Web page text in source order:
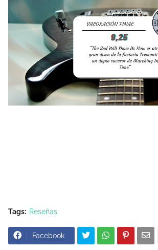
Tags: Reseñas
Facebook